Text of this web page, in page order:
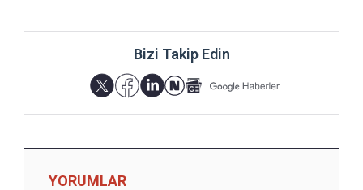
Bizi Takip Edin
YORUMLAR